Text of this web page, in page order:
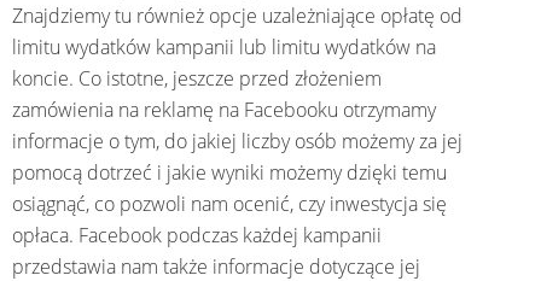
Znajdziemy tu również opcje uzależniające opłatę od
limitu wydatków kampanii lub limitu wydatków na
koncie. Co istotne, jeszcze przed złożeniem
zamówienia na reklamę na Facebooku otrzymamy
informacje o tym, do jakiej liczby osób możemy za jej
pomocą dotrzeć i jakie wyniki możemy dzięki temu
osiągnąć, co pozwoli nam ocenić, czy inwestycja się
opłaca. Facebook podczas każdej kampanii
przedstawia nam także informacje dotyczące jej